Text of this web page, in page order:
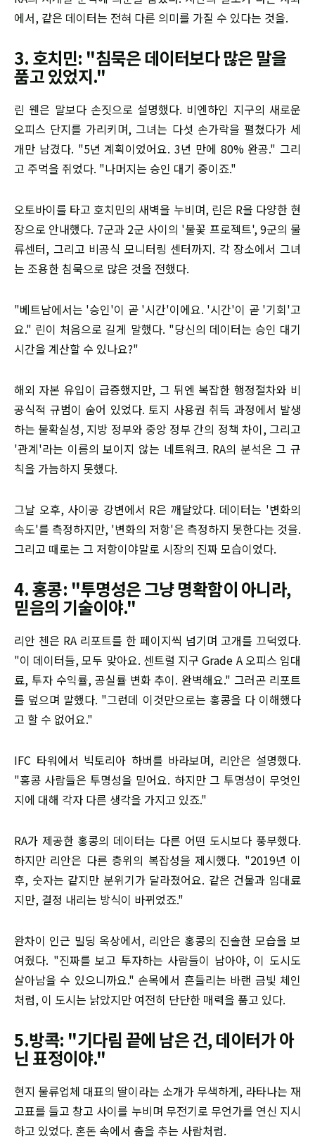
에서, 같은 데이터는 전혀 다른 의미를 가질 수 있다는 것을.
3. 호치민: "침묵은 데이터보다 많은 말을
품고 있었지."
린 웬은 말보다 손짓으로 설명했다. 비엔하인 지구의 새로운
오피스 단지를 가리키며, 그녀는 다섯 손가락을 펼쳤다가 세
개만 남겼다. "5년 계획이었어요. 3년 만에 80% 완공." 그리
고 주먹을 쥐었다. "나머지는 승인 대기 중이죠."
오토바이를 타고 호치민의 새벽을 누비며, 린은 R을 다양한 현
장으로 안내했다. 7군과 2군 사이의 '불꽃 프로젝트', 9군의 물
류센터, 그리고 비공식 모니터링 센터까지. 각 장소에서 그녀
는 조용한 침묵으로 많은 것을 전했다.
"베트남에서는 '승인'이 곧 '시간'이에요. '시간'이 곧 '기회'고
요." 린이 처음으로 길게 말했다. "당신의 데이터는 승인 대기
시간을 계산할 수 있나요?"
해외 자본 유입이 급증했지만, 그 뒤엔 복잡한 행정절차와 비
공식적 규범이 숨어 있었다. 토지 사용권 취득 과정에서 발생
하는 불확실성, 지방 정부와 중앙 정부 간의 정책 차이, 그리고
'관계'라는 이름의 보이지 않는 네트워크. RA의 분석은 그 규
칙을 가늠하지 못했다.
그날 오후, 사이공 강변에서 R은 깨달았다. 데이터는 '변화의
속도'를 측정하지만, '변화의 저항'은 측정하지 못한다는 것을.
그리고 때로는 그 저항이야말로 시장의 진짜 모습이었다.
4. 홍콩: "투명성은 그냥 명확함이 아니라,
믿음의 기술이야."
리안 첸은 RA 리포트를 한 페이지씩 넘기며 고개를 끄덕였다.
"이 데이터들, 모두 맞아요. 센트럴 지구 Grade A 오피스 임대
료, 투자 수익률, 공실률 변화 추이. 완벽해요." 그러곤 리포트
를 덮으며 말했다. "그런데 이것만으로는 홍콩을 다 이해했다
고 할 수 없어요."
IFC 타워에서 빅토리아 하버를 바라보며, 리안은 설명했다.
"홍콩 사람들은 투명성을 믿어요. 하지만 그 투명성이 무엇인
지에 대해 각자 다른 생각을 가지고 있죠."
RA가 제공한 홍콩의 데이터는 다른 어떤 도시보다 풍부했다.
하지만 리안은 다른 층위의 복잡성을 제시했다. "2019년 이
후, 숫자는 같지만 분위기가 달라졌어요. 같은 건물과 임대료
지만, 결정 내리는 방식이 바뀌었죠."
완차이 인근 빌딩 옥상에서, 리안은 홍콩의 진솔한 모습을 보
여줬다. "진짜를 보고 투자하는 사람들이 남아야, 이 도시도
살아남을 수 있으니까요." 손목에서 흔들리는 바랜 금빛 체인
처럼, 이 도시는 낡았지만 여전히 단단한 매력을 품고 있다.
5.방콕: "기다림 끝에 남은 건, 데이터가 아
닌 표정이야."
현지 물류업체 대표의 딸이라는 소개가 무색하게, 라타나는 재
고표를 들고 창고 사이를 누비며 무전기로 무언가를 연신 지시
하고 있었다. 혼돈 속에서 춤을 추는 사람처럼.